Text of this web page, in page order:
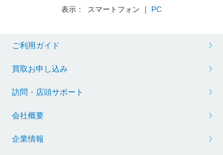
表示： スマートフォン ｜ PC
ご利用ガイド
買取お申し込み
訪問・店頭サポート
会社概要
企業情報